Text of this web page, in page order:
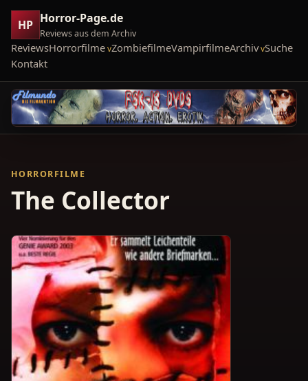
HP Horror-Page.de
Reviews aus dem Archiv
ReviewsHorrorfilme ZombiefilmeVampirfilmeArchiv Suche
Kontakt
HORRORFILME
The Collector